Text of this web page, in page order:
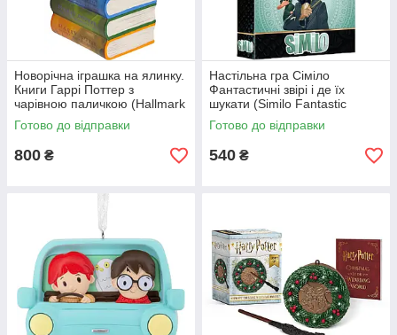
Новорічна іграшка на ялинку.
Книги Гаррі Поттер з
чарівною паличкою (Hallmark
ornaments Harry Potter)
Готово до відправки
800 ₴
Настільна гра Сіміло
Фантастичні звірі і де їх
шукати (Similo Fantastic
Beasts and Where to Find
Them, Симило
Готово до відправки
540 ₴